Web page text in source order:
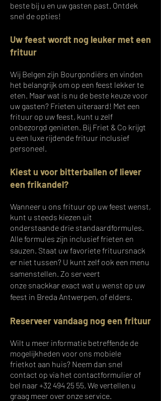
beste bij u en uw gasten past. Ontdek
snel de opties!
Uw feest wordt nog leuker met een
frituur
Wij Belgen zijn Bourgondiërs en vinden
het belangrijk om op een feest lekker te
eten. Maar wat is nu de beste keuze voor
uw gasten? Frieten uiteraard! Met een
frituur op uw feest, kunt u zelf
onbezorgd genieten. Bij Friet & Co krijgt
u een luxe rijdende frituur inclusief
personeel.
Kiest u voor bitterballen of liever
een frikandel?
Wanneer u ons frituur op uw feest wenst,
kunt u steeds kiezen uit
onderstaande drie standaardformules.
Alle formules zijn inclusief frieten en
sauzen. Staat uw favoriete frituursnack
er niet tussen? U kunt zelf ook een menu
samenstellen. Zo serveert
onze snackkar exact wat u wenst op uw
feest in Breda Antwerpen, of elders.
Reserveer vandaag nog een frituur
Wilt u meer informatie betreffende de
mogelijkheden voor ons mobiele
frietkot aan huis? Neem dan snel
contact op via het contactformulier of
bel naar+32 494 25 55. We vertellen u
graag meer over onze service.